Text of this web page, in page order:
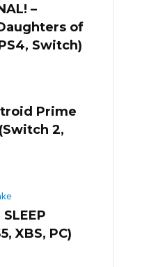
–
of
Switch)
Prime
2,
XBS, PC)